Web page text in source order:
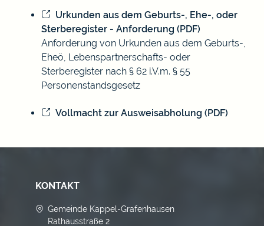
Urkunden aus dem Geburts-, Ehe-, oder
Sterberegister - Anforderung (PDF)
Anforderung von Urkunden aus dem Geburts-,
Eheö, Lebenspartnerschafts- oder
Sterberegister nach § 62 i.V.m. § 55
Personenstandsgesetz
Vollmacht zur Ausweisabholung (PDF)
KONTAKT
Gemeinde Kappel-Grafenhausen
Rathausstraße 2